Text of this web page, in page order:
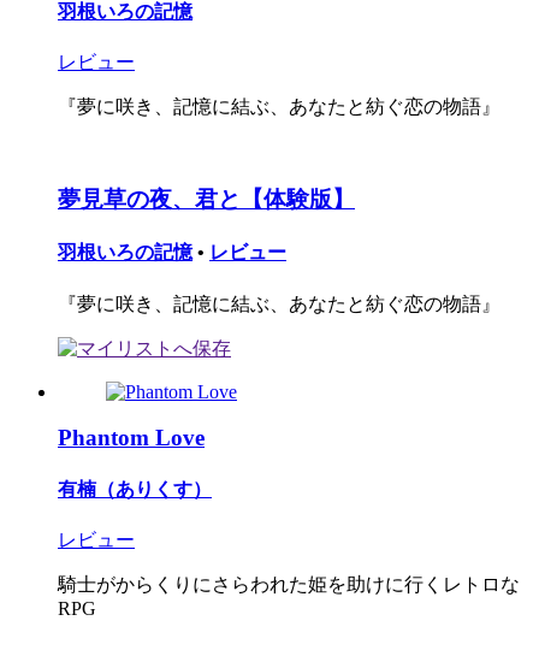
羽根いろの記憶
レビュー
『夢に咲き、記憶に結ぶ、あなたと紡ぐ恋の物語』
夢見草の夜、君と【体験版】
羽根いろの記憶 • レビュー
『夢に咲き、記憶に結ぶ、あなたと紡ぐ恋の物語』
Phantom Love
有楠（ありくす）
レビュー
騎士がからくりにさらわれた姫を助けに行くレトロな
RPG